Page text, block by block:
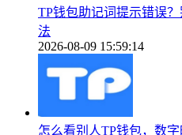
TP钱包助记词提示错误
法
2026-08-09 15:59:14
怎么看别人TP钱包，数